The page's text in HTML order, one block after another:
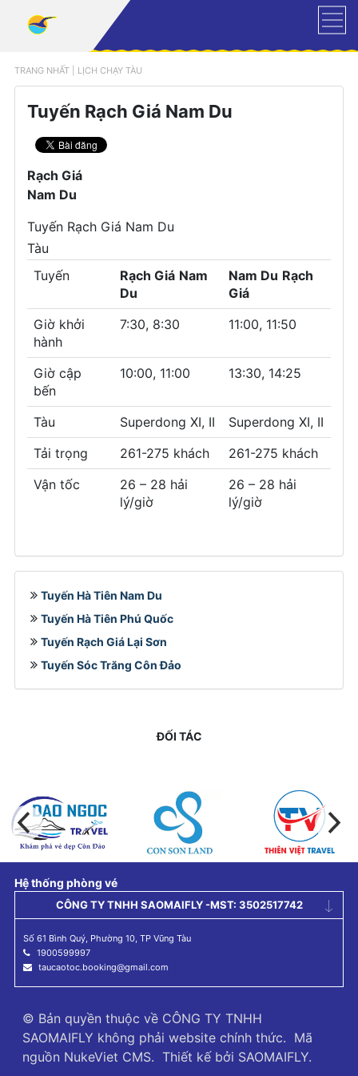
TRANG NHẤT| LỊCH CHẠY TÀU
Tuyến Rạch Giá Nam Du
Rạch Giá
Nam Du
Tuyến Rạch Giá Nam Du
Tàu
Tuyến
Rạch Giá Nam
Du
Nam Du Rạch
Giá
Giờ khởi
hành
7:30, 8:30 11:00, 11:50
Giờ cập
bến
10:00, 11:00 13:30, 14:25
Tàu Superdong XI, II
Superdong XI, II
Tải trọng
261-275 khách
261-275 khách
Vận tốc
26 – 28 hải
lý/giờ
26 – 28 hải
lý/giờ
Tuyến Hà Tiên Nam Du
Tuyến Hà Tiên Phú Quốc
Tuyến Rạch Giá Lại Sơn
Tuyến Sóc Trăng Côn Đảo
ĐỐI TÁC
Hệ thống phòng vé
CÔNG TY TNHH SAOMAIFLY -MST: 3502517742
Số 61 Bình Quý, Phường 10, TP Vũng Tàu
1900599997
taucaotoc.booking@gmail.com
© Bản quyền thuộc về CÔNG TY TNHH
SAOMAIFLY không phải website chính thức. Mã
nguồn NukeViet CMS. Thiết kế bởi SAOMAIFLY.